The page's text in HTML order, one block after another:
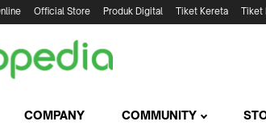
Official Store Produk Digital Tiket Kereta Tiket
COMPANY COMMUNITY